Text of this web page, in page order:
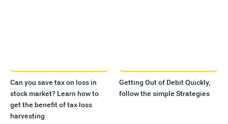
Can you save tax on loss in
stock market? Learn how to
get the benefit of tax loss
harvesting
Getting Out of Debit Quickly,
follow the simple Strategies